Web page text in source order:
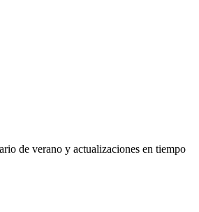
de verano y actualizaciones en tiempo